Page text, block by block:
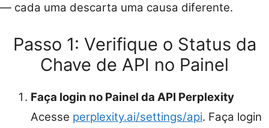
— cada uma descarta uma causa diferente.
Passo 1: Verifique o Status da
Chave de API no Painel
Faça login no Painel da API Perplexity
Acesse perplexity.ai/settings/api. Faça login